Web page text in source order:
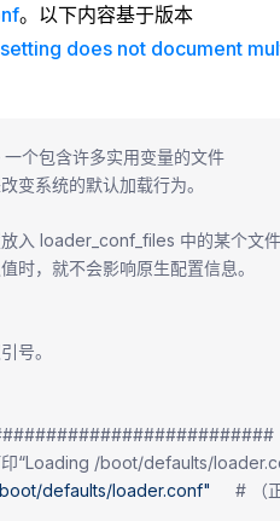
。以下内容基于版本
does not document
个包含许多实用变量的文件
变系统的默认加载行为。
入 loader_conf_files 中的某个文
时，就不会影响原生配置信息。
号。
“Loading /boot/defaults/
defaults/loader.conf"
#